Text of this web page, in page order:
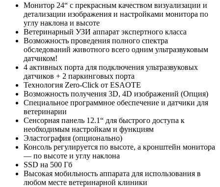
Монитор 24“ с прекрасным качеством визуализации и
детализации изображения и настройками монитора по
углу наклона и высоте
Ветеринарный УЗИ аппарат экспертного класса
Возможность проведения полного спектра
обследований животного всего одним ультразвуковым
датчиком!
4 активных порта для подключения ультразвуковых
датчиков + 2 паркинговых порта
Технология Zero-Click от ESAOTE
Возможность получения 3D, 4D изображений (Опция)
Специальное программное обеспечение и датчики для
ветеринарии
Сенсорная панель 12.1“ для быстрого доступа к
необходимым настройкам и функциям
Эластография (опционально)
Консоль регулируется по высоте, а кронштейн монитора
— по высоте и углу наклона
SSD на 500 Гб
Высокая мобильность аппарата для использования в
любом месте ветеринарной клиники